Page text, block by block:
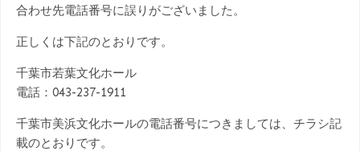
合わせ先電話番号に誤りがございました。
正しくは下記のとおりです。
千葉市若葉文化ホール
電話：043-237-1911
千葉市美浜文化ホールの電話番号につきましては、チラシ記
載のとおりです。